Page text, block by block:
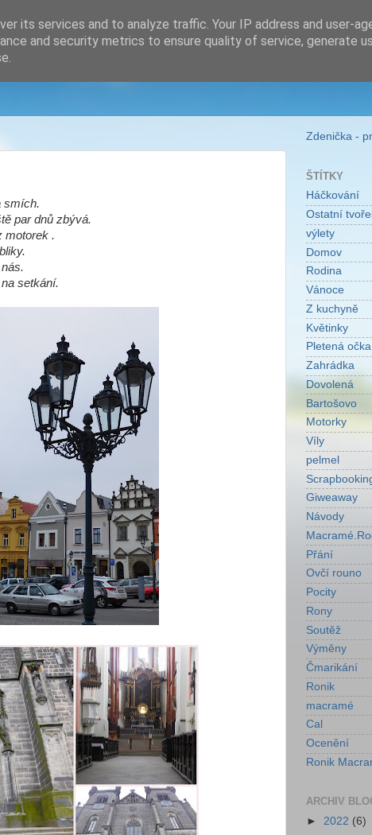
smích.
par dnů zbývá.
motorek .
setkání.
Zdenička -
ŠTÍTKY
Háčkování
Ostatní
výlety
Domov
Rodina
Vánoce
Z kuchyně
Květinky
Pletená očka
Zahrádka
Dovolená
Bartošovo
Motorky
Víly
pelmel
Giweaway
Návody
Přání
Ovčí rouno
Pocity
Rony
Soutěž
Výměny
Čmarikání
Ronik
macramé
Cal
Ocenění
Ronik
ARCHIV
► 2022 (6)
its services and to analyze traffic. Your IP address and user-
and security metrics to ensure quality of service, generate